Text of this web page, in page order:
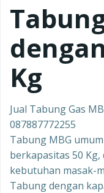
Kg
Jual Tabung Gas
087887772255
Tabung MBG
berkapasitas 50
kebutuhan masak-
Tabung dengan